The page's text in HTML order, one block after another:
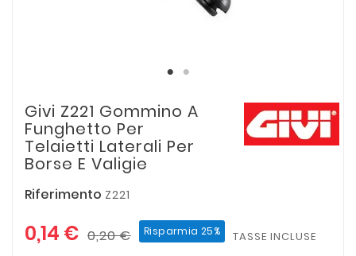
Givi Z221 Gommino A
Funghetto Per
Telaietti Laterali Per
Borse E Valigie
Riferimento Z221
0,14 € 0,20 € Risparmia 25% TASSE INCLUSE